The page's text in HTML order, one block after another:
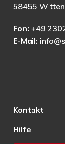
58455 Witten
Fon: +49
E-Mail:
Kontakt
Hilfe